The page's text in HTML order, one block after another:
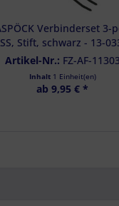
Verbinderset 3-
Stift, schwarz - 13-
281
Artikel-Nr.: FZ-AF-11303
Inhalt 1 Einheit(en)
ab 9,95 € *